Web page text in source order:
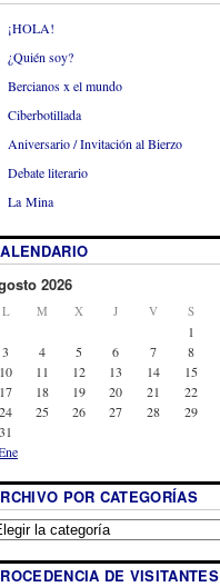
¡HOLA!
¿Quién soy?
Bercianos x el mundo
Ciberbotillada
Aniversario / Invitación al Bierzo
Debate literario
La Mina
2026
L M X J V S
1
3
4 5 6 7 8
10
11 12 13 14 15
17
18 19 20 21 22
24
25 26 27 28 29
31
POR CATEGORÍAS
DE VISITANTES